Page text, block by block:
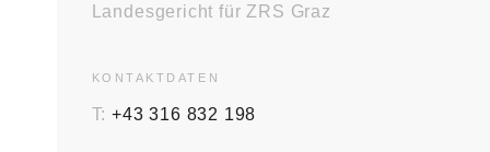
Landesgericht für ZRS Graz
KONTAKT­DATEN
T:+43 316 832 198